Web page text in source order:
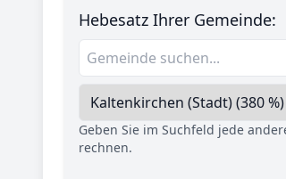
Hebesatz Ihrer Gemeinde:
Geben Sie im Suchfeld jede
rechnen.